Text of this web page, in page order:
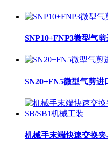
SNP10+FNP3微型气
SN20+FN5微型气剪
机械手末端快速交换